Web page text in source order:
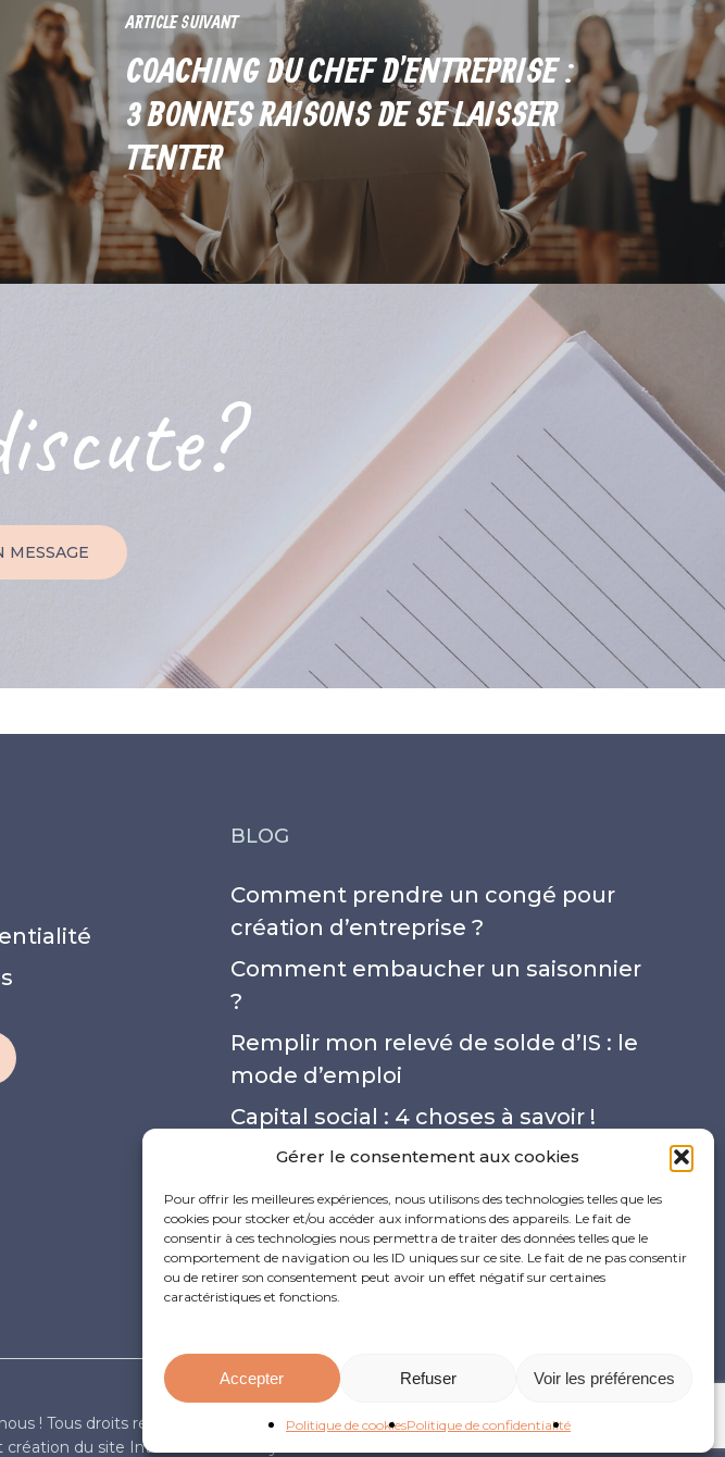
Gérer le consentement aux cookies
Pour offrir les meilleures expériences, nous utilisons des technologies telles que les
cookies pour stocker et/ou accéder aux informations des appareils. Le fait de
consentir à ces technologies nous permettra de traiter des données telles que le
comportement de navigation ou les ID uniques sur ce site. Le fait de ne pas consentir
ou de retirer son consentement peut avoir un effet négatif sur certaines
caractéristiques et fonctions.
Accepter Refuser Voir les préférences
Politique de cookiesPolitique de confidentialité
ARTICLE SUIVANT
COACHING DU CHEF D'ENTREPRISE :
3 BONNES RAISONS DE SE LAISSER
TENTER
MESSAGE
BLOG
Comment prendre un congé pour
création d’entreprise ?
Comment embaucher un saisonnier
?
Remplir mon relevé de solde d’IS : le
mode d’emploi
Capital social : 4 choses à savoir !
Quel est le taux de cotisations des
professions libérales en micro-
entreprise ?
! Tous droits réservés
du site Internet :